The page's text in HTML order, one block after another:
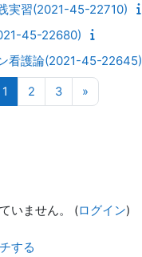
実習(2021-45-22710)
45-22680)
看護論(2021-45-22645)
1 ページ 1
2 ページ 2
3ページ 3
»
いません。 (ログイン)
する